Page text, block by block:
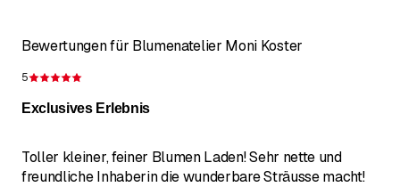
Bewertungen für Blumenatelier Moni Koster
5
Exclusives Erlebnis
Toller kleiner, feiner Blumen Laden! Sehr nette und
freundliche Inhaberin die wunderbare Sträusse macht!